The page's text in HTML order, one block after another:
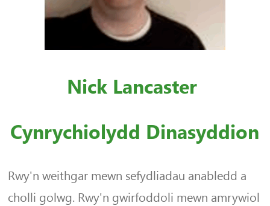
Nick Lancaster
Cynrychiolydd Dinasyddion
Rwy'n weithgar mewn sefydliadau anabledd a
cholli golwg. Rwy'n gwirfoddoli mewn amrywiol